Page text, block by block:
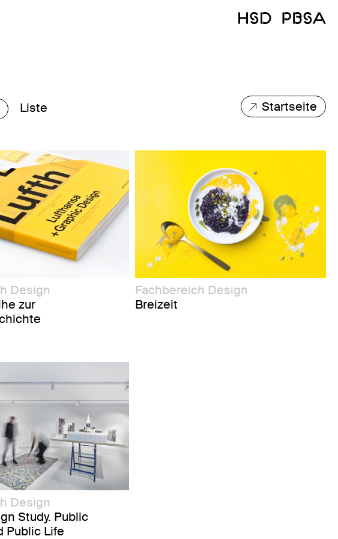
Liste Startseite
Design
zur
Fachbereich Design
Breizeit
Design
Study. Public
Public Life